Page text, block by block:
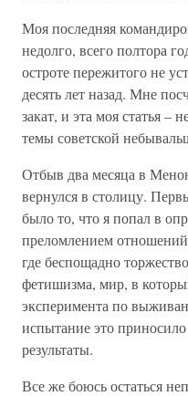
Моя последняя
недолго, всего полтора
остроте пережитого не
десять лет назад. Мне
закат, и эта моя статья –
темы советской
Отбыв два месяца в
вернулся в столицу.
было то, что я попал в
преломлением
где беспощадно
фетишизма, мир, в
эксперимента по
испытание это
результаты.
Все же боюсь остаться